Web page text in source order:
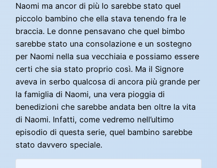
Naomi ma ancor di più lo sarebbe stato quel
piccolo bambino che ella stava tenendo fra le
braccia. Le donne pensavano che quel bimbo
sarebbe stato una consolazione e un sostegno
per Naomi nella sua vecchiaia e possiamo essere
certi che sia stato proprio così. Ma il Signore
aveva in serbo qualcosa di ancora più grande per
la famiglia di Naomi, una vera pioggia di
benedizioni che sarebbe andata ben oltre la vita
di Naomi. Infatti, come vedremo nell’ultimo
episodio di questa serie, quel bambino sarebbe
stato davvero speciale.